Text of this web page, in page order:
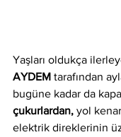
Yaşları oldukça
AYDEM tarafından
bugüne kadar da
çukurlardan, yol
elektrik direklerinin